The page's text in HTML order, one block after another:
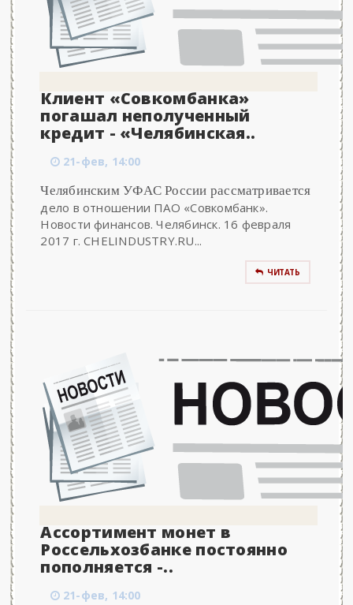
Клиент «Совкомбанка»
погашал неполученный
кредит - «Челябинская..
21-фев, 14:00
Челябинским УФАС России рассматривается
дело в отношении ПАО «Совкомбанк».
Новости финансов. Челябинск. 16 февраля
2017 г. CHELINDUSTRY.RU...
ЧИТАТЬ
Ассортимент монет в
Россельхозбанке постоянно
пополняется -..
21-фев, 14:00